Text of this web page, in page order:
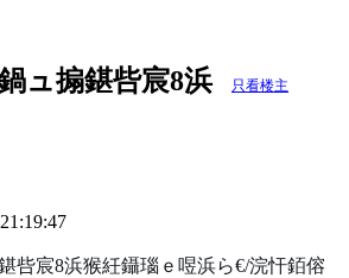
ュ搧鍖呰宸8浜 只看楼主
呰宸8浜猴紝鑷瑙ｅ喅浜ら€/浣忓銆傛